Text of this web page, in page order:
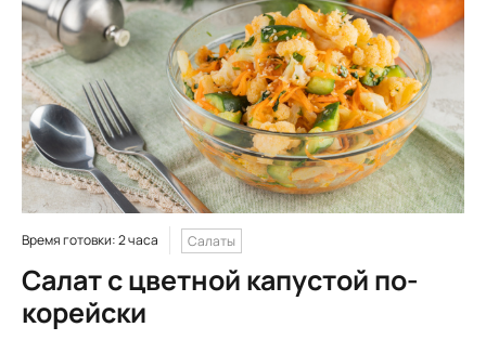
Время готовки: 2 часа Салаты
Салат с цветной капустой по-
корейски